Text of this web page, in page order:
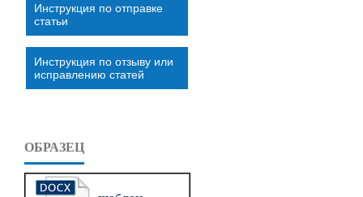
Инструкция по отправке
статьи
Инструкция по отзыву или
исправлению статей
ОБРАЗЕЦ